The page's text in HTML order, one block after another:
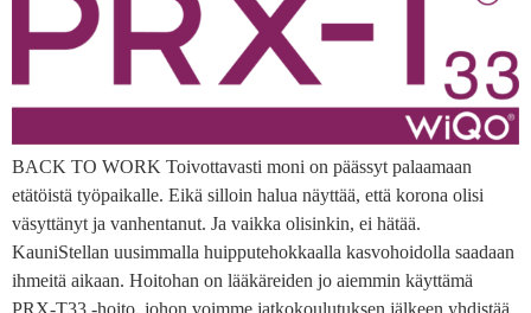
BACK TO WORK Toivottavasti moni on päässyt palaamaan
etätöistä työpaikalle. Eikä silloin halua näyttää, että korona olisi
väsyttänyt ja vanhentanut. Ja vaikka olisinkin, ei hätää.
KauniStellan uusimmalla huipputehokkaalla kasvohoidolla saadaan
ihmeitä aikaan. Hoitohan on lääkäreiden jo aiemmin käyttämä
PRX-T33 -hoito, johon voimme jatkokoulutuksen jälkeen yhdistää